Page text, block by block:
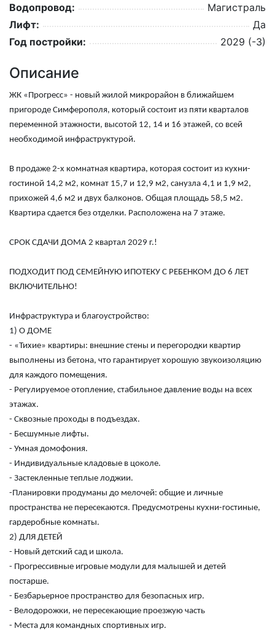
Водопровод:
Магистраль
Лифт:
Да
Год постройки:
2029 (-3)
Описание
ЖК «Прогресс» - новый жилой микрорайон в ближайшем
пригороде Симферополя, который состоит из пяти кварталов
переменной этажности, высотой 12, 14 и 16 этажей, со всей
необходимой инфраструктурой.
В продаже 2-х комнатная квартира, которая состоит из кухни-
гостиной 14,2 м2, комнат 15,7 и 12,9 м2, санузла 4,1 и 1,9 м2,
прихожей 4,6 м2 и двух балконов. Общая площадь 58,5 м2.
Квартира сдается без отделки. Расположена на 7 этаже.
СРОК СДАЧИ ДОМА 2 квартал 2029 г.!
ПОДХОДИТ ПОД СЕМЕЙНУЮ ИПОТЕКУ С РЕБЕНКОМ ДО 6 ЛЕТ
ВКЛЮЧИТЕЛЬНО!
Инфраструктура и благоустройство:
1) О ДОМЕ
- «Тихие» квартиры: внешние стены и перегородки квартир
выполнены из бетона, что гарантирует хорошую звукоизоляцию
для каждого помещения.
- Регулируемое отопление, стабильное давление воды на всех
этажах.
- Сквозные проходы в подъездах.
- Бесшумные лифты.
- Умная домофония.
- Индивидуальные кладовые в цоколе.
- Застекленные теплые лоджии.
-Планировки продуманы до мелочей: общие и личные
пространства не пересекаются. Предусмотрены кухни-гостиные,
гардеробные комнаты.
2) ДЛЯ ДЕТЕЙ
- Новый детский сад и школа.
- Прогрессивные игровые модули для малышей и детей
постарше.
- Безбарьерное пространство для безопасных игр.
- Велодорожки, не пересекающие проезжую часть
- Места для командных спортивных игр.